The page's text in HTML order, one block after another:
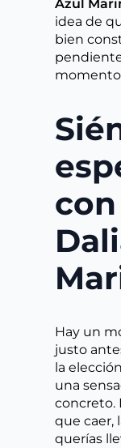
Azul
idea de
bien
momento
Hay un
justo
la
una
concreto.
que caer,
querías